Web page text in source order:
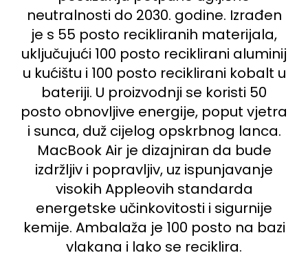
neutralnosti do 2030. godine. Izrađen
je s 55 posto recikliranih materijala,
uključujući 100 posto reciklirani aluminij
u kućištu i 100 posto reciklirani kobalt u
bateriji. U proizvodnji se koristi 50
posto obnovljive energije, poput vjetra
i sunca, duž cijelog opskrbnog lanca.
MacBook Air je dizajniran da bude
izdržljiv i popravljiv, uz ispunjavanje
visokih Appleovih standarda
energetske učinkovitosti i sigurnije
kemije. Ambalaža je 100 posto na bazi
vlakana i lako se reciklira.